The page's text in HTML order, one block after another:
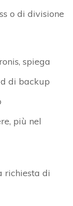
o di divisione
spiega
di backup
più nel
richiesta di